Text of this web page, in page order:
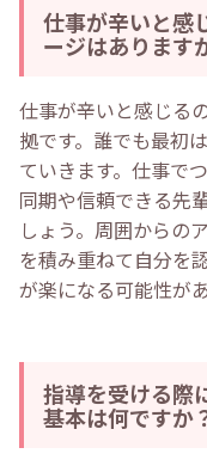
仕事が辛いと感
ージはあります
仕事が辛いと感じる
拠です。誰でも最初
ていきます。仕事で
同期や信頼できる先
しょう。周囲からの
を積み重ねて自分を
が楽になる可能性があ
指導を受ける際
基本は何ですか